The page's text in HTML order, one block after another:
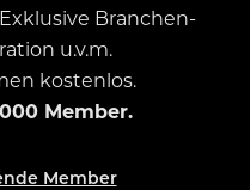
Branchen-
u.v.m.
kostenlos.
Member.
Member